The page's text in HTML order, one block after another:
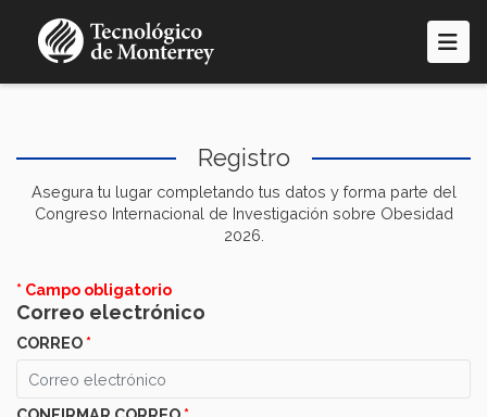
contenido
Registro
Asegura tu lugar completando tus datos y forma parte del
Congreso Internacional de Investigación sobre Obesidad
2026.
* Campo obligatorio
Correo electrónico
CORREO *